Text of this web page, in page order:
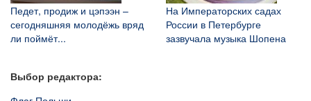
Педет, продиж и цэпээн –
сегодняшняя молодёжь вряд
ли поймёт...
На Императорских садах
России в Петербурге
зазвучала музыка Шопена
Выбор редактора: